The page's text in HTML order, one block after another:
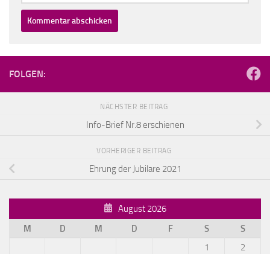
FOLGEN:
NÄCHSTER BEITRAG
Info-Brief Nr.8 erschienen
VORHERIGER BEITRAG
Ehrung der Jubilare 2021
August 2026
M
D M D F S
S
1
2